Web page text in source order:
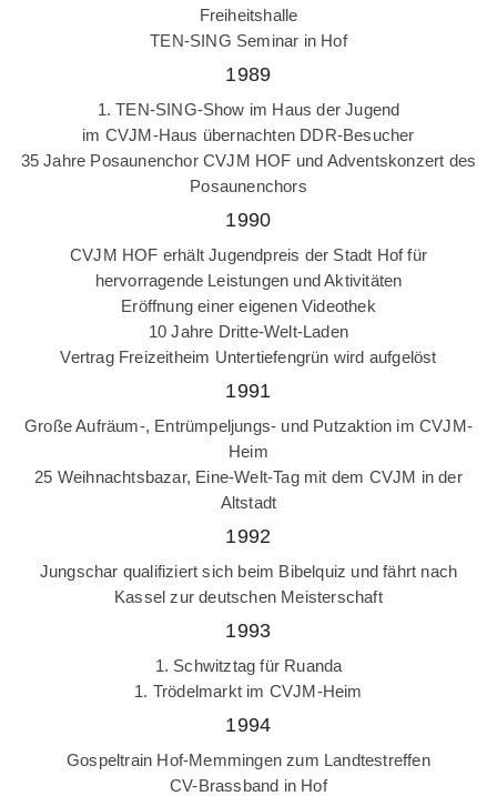
Freiheitshalle
TEN-SING Seminar in Hof
1989
1. TEN-SING-Show im Haus der Jugend
im CVJM-Haus übernachten DDR-Besucher
35 Jahre Posaunenchor CVJM HOF und Adventskonzert des
Posaunenchors
1990
CVJM HOF erhält Jugendpreis der Stadt Hof für
hervorragende Leistungen und Aktivitäten
Eröffnung einer eigenen Videothek
10 Jahre Dritte-Welt-Laden
Vertrag Freizeitheim Untertiefengrün wird aufgelöst
1991
Große Aufräum-, Entrümpeljungs- und Putzaktion im CVJM-
Heim
25 Weihnachtsbazar, Eine-Welt-Tag mit dem CVJM in der
Altstadt
1992
Jungschar qualifiziert sich beim Bibelquiz und fährt nach
Kassel zur deutschen Meisterschaft
1993
1. Schwitztag für Ruanda
1. Trödelmarkt im CVJM-Heim
1994
Gospeltrain Hof-Memmingen zum Landtestreffen
CV-Brassband in Hof